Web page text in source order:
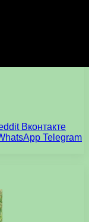
Вконтакте
Telegram